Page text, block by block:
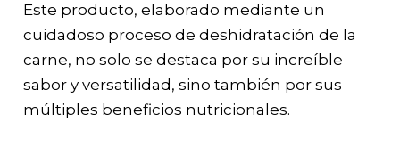
Este producto, elaborado mediante un
cuidadoso proceso de deshidratación de la
carne, no solo se destaca por su increíble
sabor y versatilidad, sino también por sus
múltiples beneficios nutricionales.